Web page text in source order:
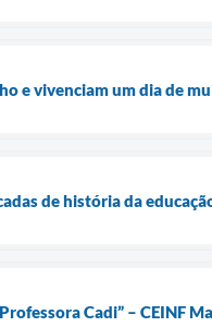
e vivenciam um dia de
de história da
Cadi” – CEINF